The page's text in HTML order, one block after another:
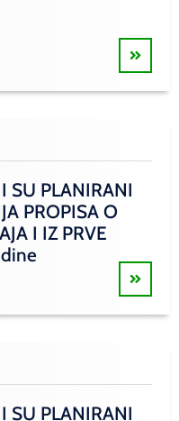
SU PLANIRANI
PROPISA O
I IZ PRVE
SU PLANIRANI